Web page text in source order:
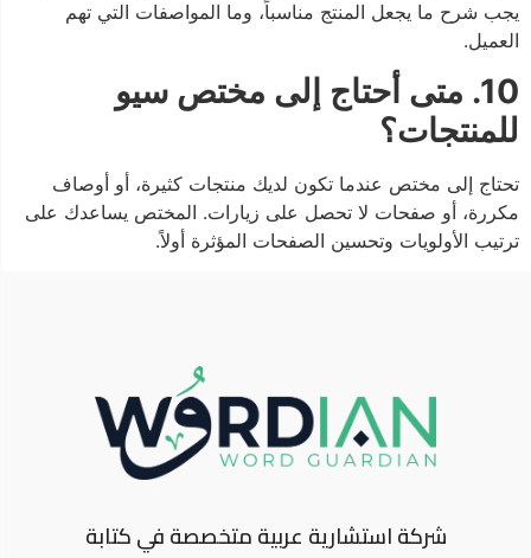
يجب شرح ما يجعل المنتج مناسباً، وما المواصفات التي تهم
العميل.
10. متى أحتاج إلى مختص سيو
للمنتجات؟
تحتاج إلى مختص عندما تكون لديك منتجات كثيرة، أو أوصاف
مكررة، أو صفحات لا تحصل على زيارات. المختص يساعدك على
ترتيب الأولويات وتحسين الصفحات المؤثرة أولاً.
شركة استشارية عربية متخصصة في كتابة